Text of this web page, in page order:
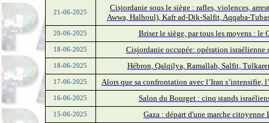
21-06-2025
Cisjordanie sous le siège : rafles, violences,
Awwa, Halhoul), Kafr ad-Dik-Salfit, Aqqaba-
20-06-2025 Briser le siège, par tous les moyens :
18-06-2025 Cisjordanie occupée: opération israélienne
18-06-2025 Hébron, Qalqilya, Ramallah, Salfit,
17-06-2025 Alors que sa confrontation avec l’Iran s’intensifie,
16-06-2025 Salon du Bourget : cinq stands
15-06-2025 Gaza : départ d'une marche